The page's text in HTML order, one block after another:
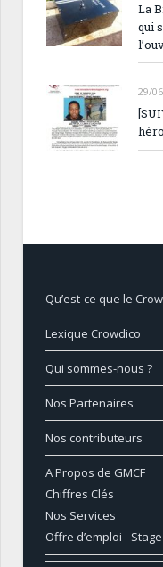
La
qui
29/
Qu’est-ce que le
Lexique Crowdico
Qui sommes-nous ?
Nos Partenaires
Nos contributeurs
A Propos de GMCF
Chiffres Clés
Nos Services
Offre d’emploi - Stage